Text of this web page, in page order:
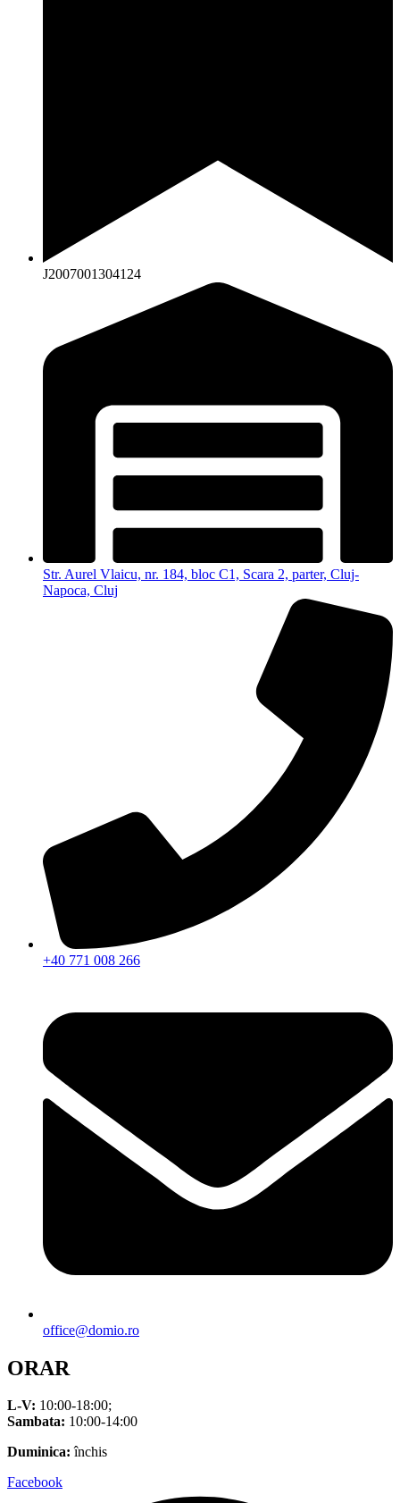
J2007001304124
Str. Aurel Vlaicu, nr. 184, bloc C1, Scara 2, parter, Cluj-
Napoca, Cluj
+40 771 008 266
office@domio.ro
ORAR
L-V: 10:00-18:00;
Sambata: 10:00-14:00
Duminica: închis
Facebook